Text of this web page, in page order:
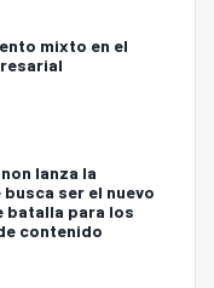
mixto en el
lanza la
busca ser el nuevo
batalla para los
contenido